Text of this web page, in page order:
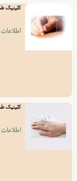
کلینیک
کلینیک